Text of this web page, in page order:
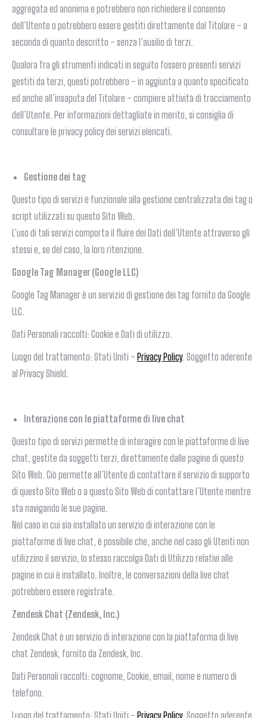
aggregata ed anonima e potrebbero non richiedere il consenso
dell’Utente o potrebbero essere gestiti direttamente dal Titolare – a
seconda di quanto descritto – senza l’ausilio di terzi.
Qualora fra gli strumenti indicati in seguito fossero presenti servizi
gestiti da terzi, questi potrebbero – in aggiunta a quanto specificato
ed anche all’insaputa del Titolare – compiere attività di tracciamento
dell’Utente. Per informazioni dettagliate in merito, si consiglia di
consultare le privacy policy dei servizi elencati.
Gestione dei tag
Questo tipo di servizi è funzionale alla gestione centralizzata dei tag o
script utilizzati su questo Sito Web.
L’uso di tali servizi comporta il fluire dei Dati dell’Utente attraverso gli
stessi e, se del caso, la loro ritenzione.
Google Tag Manager (Google LLC)
Google Tag Manager è un servizio di gestione dei tag fornito da Google
LLC.
Dati Personali raccolti: Cookie e Dati di utilizzo.
Luogo del trattamento: Stati Uniti – Privacy Policy. Soggetto aderente
al Privacy Shield.
Interazione con le piattaforme di live chat
Questo tipo di servizi permette di interagire con le piattaforme di live
chat, gestite da soggetti terzi, direttamente dalle pagine di questo
Sito Web. Ciò permette all’Utente di contattare il servizio di supporto
di questo Sito Web o a questo Sito Web di contattare l’Utente mentre
sta navigando le sue pagine.
Nel caso in cui sia installato un servizio di interazione con le
piattaforme di live chat, è possibile che, anche nel caso gli Utenti non
utilizzino il servizio, lo stesso raccolga Dati di Utilizzo relativi alle
pagine in cui è installato. Inoltre, le conversazioni della live chat
potrebbero essere registrate.
Zendesk Chat (Zendesk, Inc.)
Zendesk Chat è un servizio di interazione con la piattaforma di live
chat Zendesk, fornito da Zendesk, Inc.
Dati Personali raccolti: cognome, Cookie, email, nome e numero di
telefono.
Luogo del trattamento: Stati Uniti – Privacy Policy. Soggetto aderente